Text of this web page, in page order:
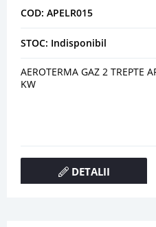
COD: APELR015
STOC: Indisponibil
AEROTERMA GAZ 2 TREPTE
KW
DETALII